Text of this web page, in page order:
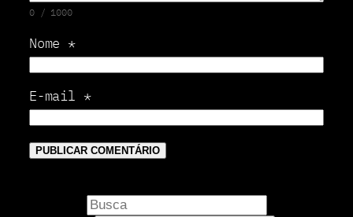
0 / 1000
Nome *
E-mail *
P